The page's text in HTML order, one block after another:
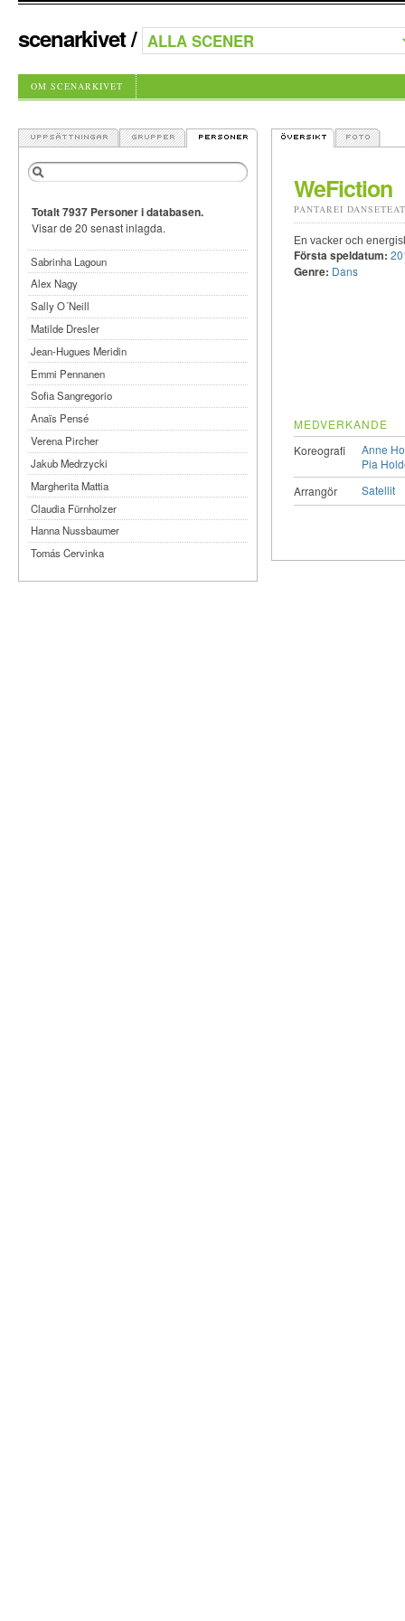
scenarkivet/
OM SCENARKIVET
WeFiction
PANTAREI
En vacker och
Första speldatum:
Genre: Dans
MEDVERKANDE
Koreografi
Anne
Pia
Arrangör
Satellit
Totalt 7937 Personer i databasen.
Visar de 20 senast inlagda.
Sabrinha Lagoun
Alex Nagy
Sally O´Neill
Matilde Dresler
Jean-Hugues Meridin
Emmi Pennanen
Sofia Sangregorio
Anaïs Pensé
Verena Pircher
Jakub Medrzycki
Margherita Mattia
Claudia Fürnholzer
Hanna Nussbaumer
Tomás Cervinka